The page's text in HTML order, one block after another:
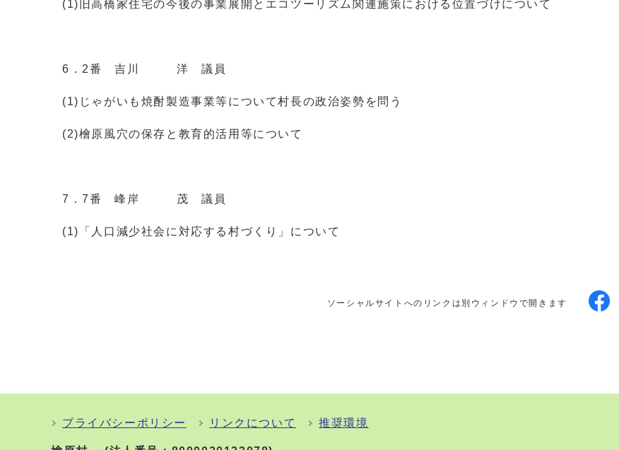
(1)旧高橋家住宅の今後の事業展開とエコツーリズム関連施策における位置づけについて
6．2番 吉川 洋 議員
(1)じゃがいも焼酎製造事業等について村長の政治姿勢を問う
(2)檜原風穴の保存と教育的活用等について
7．7番 峰岸 茂 議員
(1)「人口減少社会に対応する村づくり」について
ソーシャルサイトへのリンクは別ウィンドウで開きます
プライバシーポリシー リンクについて 推奨環境